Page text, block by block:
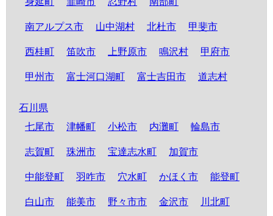
南アルプス市 山中湖村 北杜市 甲斐市
西桂町 笛吹市 上野原市 鳴沢村 甲府市
甲州市 富士河口湖町 富士吉田市 道志村
石川県
七尾市
津幡町 小松市 内灘町 輪島市
志賀町 珠洲市 宝達志水町 加賀市
中能登町 羽咋市 穴水町 かほく市 能登町
白山市 能美市 野々市市 金沢市 川北町